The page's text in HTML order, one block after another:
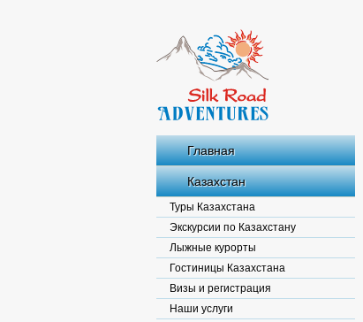
Главная
Казахстан
Туры Казахстана
Экскурсии по Казахстану
Лыжные курорты
Гостиницы Казахстана
Визы и регистрация
Наши услуги